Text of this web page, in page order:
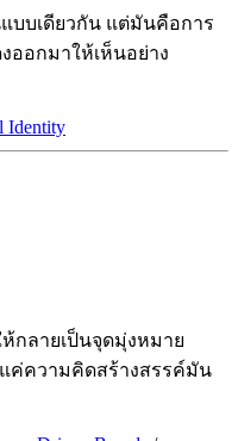
แบบเดียวกัน แต่มันคือการ
ออกมาให้เห็นอย่าง
Identity
กลายเป็นจุดมุ่งหมาย
ค่ความคิดสร้างสรรค์มัน